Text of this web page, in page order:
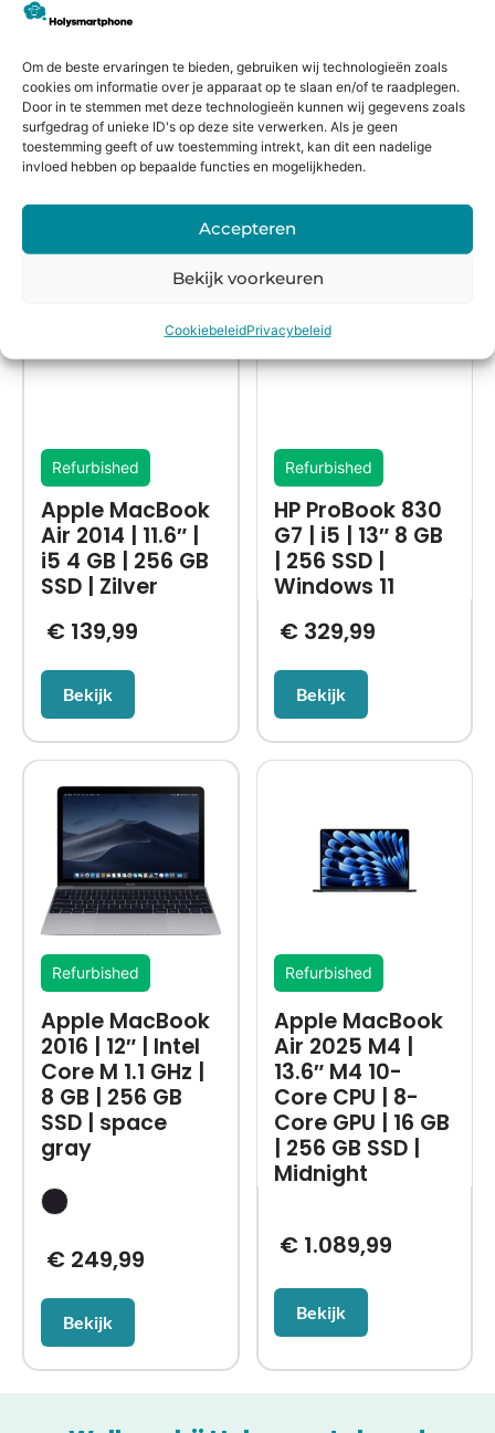
Om de beste ervaringen te bieden, gebruiken wij technologieën zoals
cookies om informatie over je apparaat op te slaan en/of te raadplegen.
Door in te stemmen met deze technologieën kunnen wij gegevens zoals
surfgedrag of unieke ID's op deze site verwerken. Als je geen
toestemming geeft of uw toestemming intrekt, kan dit een nadelige
invloed hebben op bepaalde functies en mogelijkheden.
Accepteren
Bekijk voorkeuren
CookiebeleidPrivacybeleid
Voor
16:00
besteld,
morgen
in huis*
bedenkte
rmijn
winkel
el
keurmerk
Alternatieven
Refurbished
Apple MacBook
Air 2014 | 11.6″ |
i5 4 GB | 256 GB
SSD | Zilver
€139,99
Bekijk
Refurbished
HP ProBook 830
G7 | i5 | 13″ 8 GB
| 256 SSD |
Windows 11
€ 329,99
Bekijk
Refurbished
Apple MacBook
2016 | 12″ | Intel
Core M 1.1 GHz |
8 GB | 256 GB
SSD | space
gray
€249,99
Bekijk
Refurbished
Apple MacBook
Air 2025 M4 |
13.6″ M4 10-
Core CPU | 8-
Core GPU | 16 GB
| 256 GB SSD |
Midnight
€ 1.089,99
Bekijk